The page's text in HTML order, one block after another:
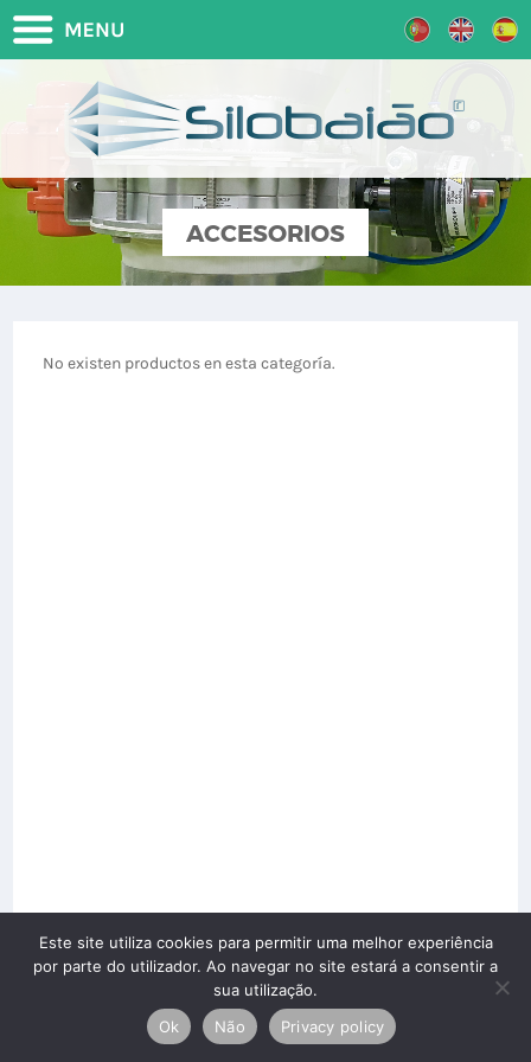
ACCESORIOS
No existen productos en esta categoría.
Copyright © 2026 Silobaião Lda. Todos los derechos
reservados.
Este site utiliza cookies para permitir uma melhor experiência
por parte do utilizador. Ao navegar no site estará a consentir a
sua utilização.
Ok
Não Privacy policy